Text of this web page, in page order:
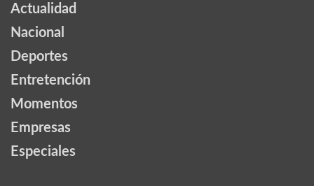
Actualidad
Nacional
Deportes
Entretención
Momentos
Empresas
Especiales